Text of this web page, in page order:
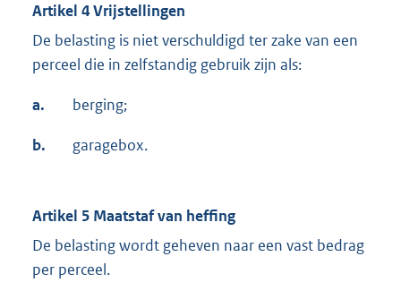
Artikel 4 Vrijstellingen
De belasting is niet verschuldigd ter zake van een
perceel die in zelfstandig gebruik zijn als:
a. berging;
b. garagebox.
Artikel 5 Maatstaf van heffing
De belasting wordt geheven naar een vast bedrag
per perceel.